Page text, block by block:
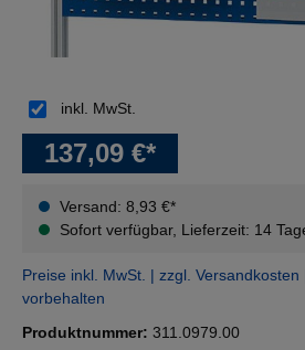
137,09 €*
Versand: 8,93 €*
Sofort verfügbar, Lieferzeit: 14
inkl. MwSt.
Preise inkl. MwSt. | zzgl.
vorbehalten
Produktnummer: 311.0979.00